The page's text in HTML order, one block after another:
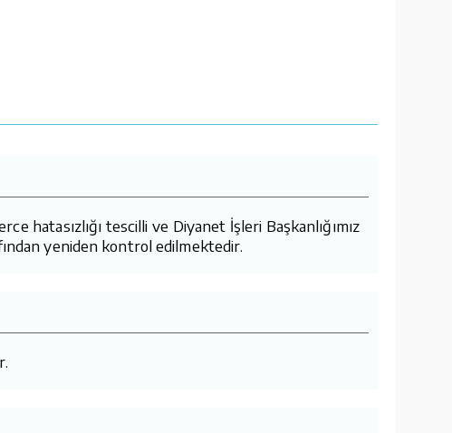
hatasızlığı tescilli ve Diyanet İşleri Başkanlığımız
yeniden kontrol edilmektedir.